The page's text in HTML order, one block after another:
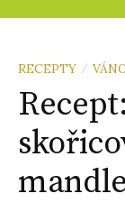
RECEPTY /